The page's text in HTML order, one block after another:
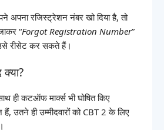
अपना रजिस्ट्रेशन नंबर खो दिया है, तो
“Forgot Registration Number”
रीसेट कर सकते हैं।
ही कटऑफ मार्क्स भी घोषित किए
उतने ही उम्मीदवारों को CBT 2 के लिए